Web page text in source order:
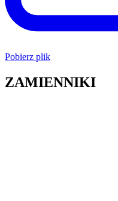
Pobierz plik
ZAMIENNIKI